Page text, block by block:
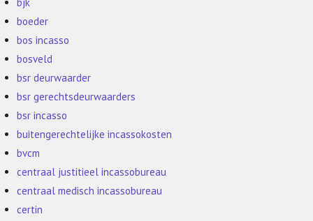
boeder
bos incasso
bosveld
bsr deurwaarder
bsr gerechtsdeurwaarders
bsr incasso
buitengerechtelijke incassokosten
bvcm
centraal justitieel incassobureau
centraal medisch incassobureau
certin